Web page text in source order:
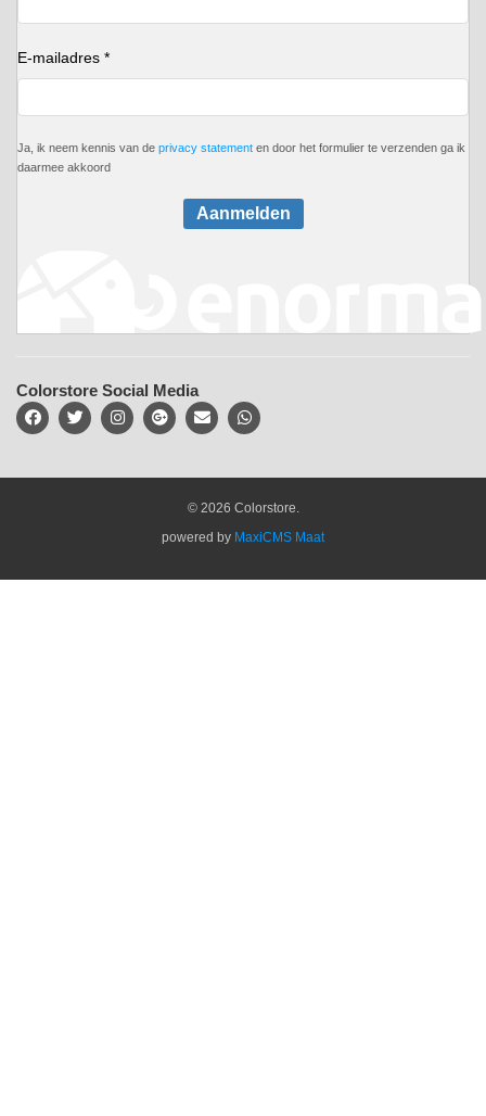
E-mailadres *
Ja, ik neem kennis van de privacy statement en door het formulier te verzenden ga ik
daarmee akkoord
Aanmelden
Colorstore Social Media
© 2026 Colorstore.
powered by MaxiCMS Maat